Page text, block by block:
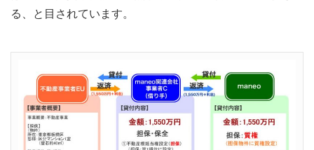
る、と目されています。